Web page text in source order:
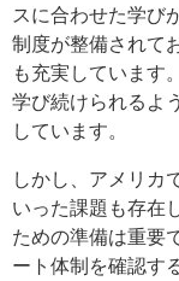
スに合わせた学び
制度が整備されて
も充実しています
学び続けられるよ
しています。
しかし、アメリカ
いった課題も存在
ための準備は重要
ート体制を確認す